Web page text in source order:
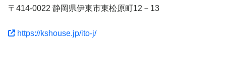
〒414-0022 静岡県伊東市東松原町12－13
https://kshouse.jp/ito-j/